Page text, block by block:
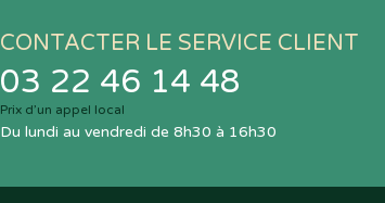
CONTACTER LE SERVICE CLIENT
03 22 46 14 48
Prix d’un appel local
Du lundi au vendredi de 8h30 à 16h30